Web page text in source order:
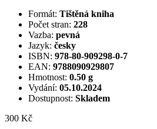
Formát: Tištěná kniha
Počet stran: 228
Vazba: pevná
Jazyk: česky
ISBN: 978-80-909298-0-7
EAN: 9788090929807
Hmotnost: 0.50 g
Vydání: 05.10.2024
Dostupnost: Skladem
300 Kč